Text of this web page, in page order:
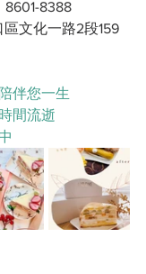
8388
文化一路2段159
伴您一生
間流逝